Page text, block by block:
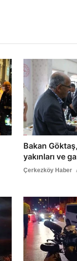
Bakan
yakınları ve
Çerkezköy Haber